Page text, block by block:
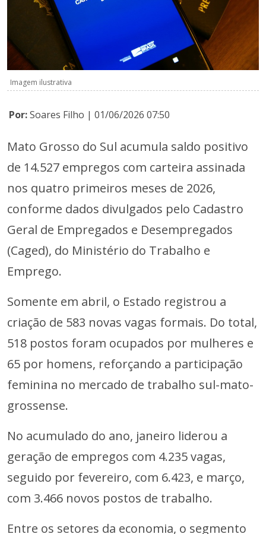
Imagem ilustrativa
Por:Soares Filho | 01/06/2026 07:50
Mato Grosso do Sul acumula saldo positivo
de 14.527 empregos com carteira assinada
nos quatro primeiros meses de 2026,
conforme dados divulgados pelo Cadastro
Geral de Empregados e Desempregados
(Caged), do Ministério do Trabalho e
Emprego.
Somente em abril, o Estado registrou a
criação de 583 novas vagas formais. Do total,
518 postos foram ocupados por mulheres e
65 por homens, reforçando a participação
feminina no mercado de trabalho sul-mato-
grossense.
No acumulado do ano, janeiro liderou a
geração de empregos com 4.235 vagas,
seguido por fevereiro, com 6.423, e março,
com 3.466 novos postos de trabalho.
Entre os setores da economia, o segmento